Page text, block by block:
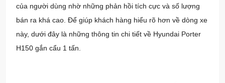
của người dùng nhờ những phản hồi tích cực và số lượng
bán ra khá cao. Để giúp khách hàng hiểu rõ hơn về dòng xe
này, dưới đây là những thông tin chi tiết về Hyundai Porter
H150 gắn cẩu 1 tấn.